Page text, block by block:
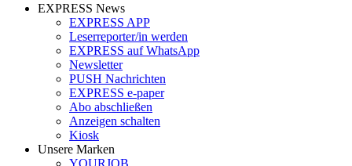
EXPRESS News
EXPRESS APP
Leserreporter/in werden
EXPRESS auf WhatsApp
Newsletter
PUSH Nachrichten
EXPRESS e-paper
Abo abschließen
Anzeigen schalten
Kiosk
Unsere Marken
YOURJOB